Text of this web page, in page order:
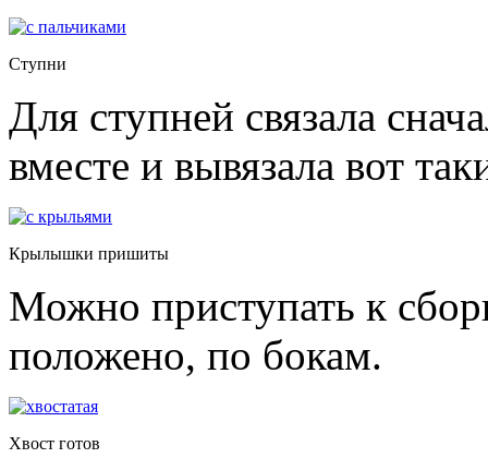
Ступни
Для ступней связала
вместе и вывязала вот
Крылышки пришиты
Можно приступать к
положено, по бокам.
Хвост готов